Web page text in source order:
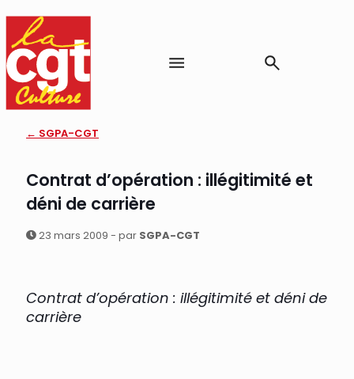
← SGPA-CGT
Contrat d’opération : illégitimité et
déni de carrière
23 mars 2009 - par SGPA-CGT
Contrat d’opération : illégitimité et déni de
carrière